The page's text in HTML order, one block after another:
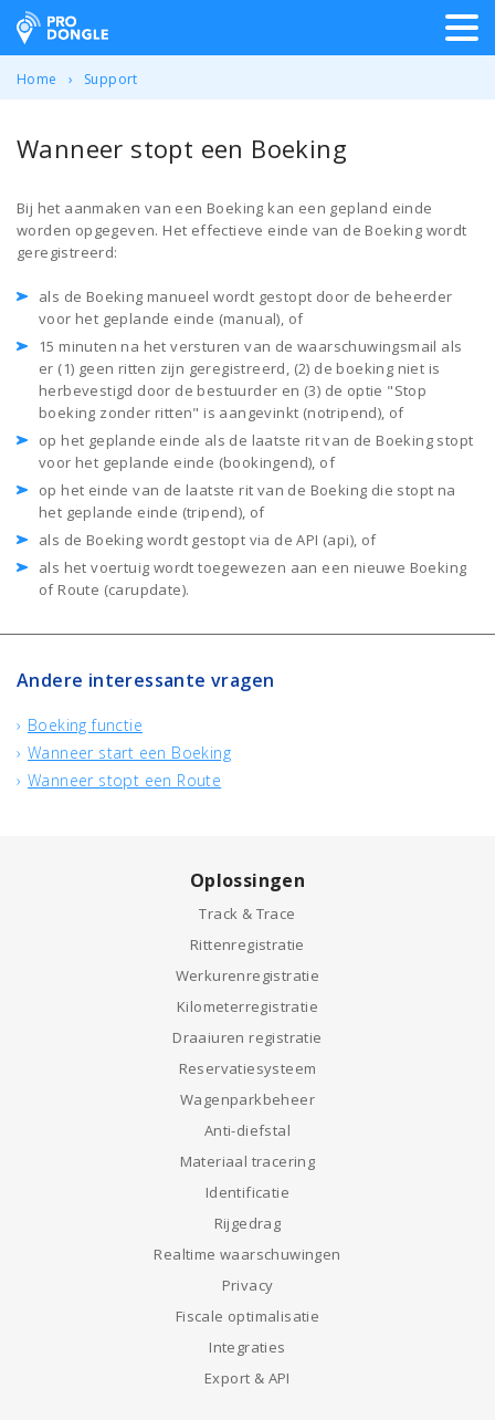
ProDongle Track & Trace
Home Support
Wanneer stopt een Boeking
Bij het aanmaken van een Boeking kan een gepland einde
worden opgegeven. Het effectieve einde van de Boeking wordt
geregistreerd:
als de Boeking manueel wordt gestopt door de beheerder
voor het geplande einde (manual), of
15 minuten na het versturen van de waarschuwingsmail als
er (1) geen ritten zijn geregistreerd, (2) de boeking niet is
herbevestigd door de bestuurder en (3) de optie "Stop
boeking zonder ritten" is aangevinkt (notripend), of
op het geplande einde als de laatste rit van de Boeking stopt
voor het geplande einde (bookingend), of
op het einde van de laatste rit van de Boeking die stopt na
het geplande einde (tripend), of
als de Boeking wordt gestopt via de API (api), of
als het voertuig wordt toegewezen aan een nieuwe Boeking
of Route (carupdate).
Andere interessante vragen
Boeking functie
Wanneer start een Boeking
Wanneer stopt een Route
Oplossingen
Track & Trace
Rittenregistratie
Werkurenregistratie
Kilometerregistratie
Draaiuren registratie
Reservatiesysteem
Wagenparkbeheer
Anti-diefstal
Materiaal tracering
Identificatie
Rijgedrag
Realtime waarschuwingen
Privacy
Fiscale optimalisatie
Integraties
Export & API